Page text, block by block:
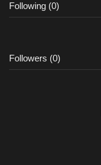
Following (0)
Followers (0)